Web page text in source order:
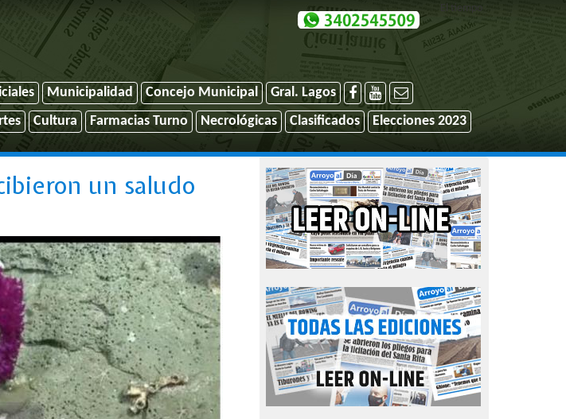
El tiempo
Municipalidad Concejo Municipal
Gral. Lagos
Cultura Farmacias Turno Necrológicas Clasificados Elecciones 2023
un saludo